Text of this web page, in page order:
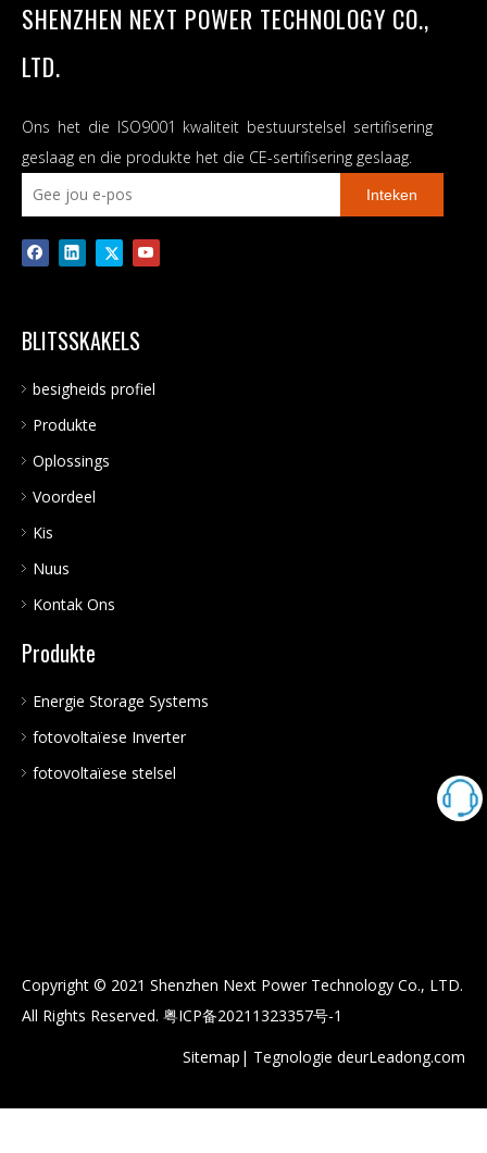
140A MPPT sonkraglaaier
omkeer sonkrag mppt DC
sonkraginverter
SHENZHEN NEXT POWER TECHNOLOGY CO.,
LTD.
Ons het die ISO9001 kwaliteit bestuurstelsel sertifisering
geslaag en die produkte het die CE-sertifisering geslaag.
Inteken
BLITSSKAKELS
besigheids profiel
Produkte
Oplossings
Voordeel
Kis
Nuus
Kontak Ons
Produkte
Energie Storage Systems
fotovoltaïese Inverter
fotovoltaïese stelsel
Copyright © 2021 Shenzhen Next Power Technology Co., LTD.
All Rights Reserved. 粤ICP备20211323357号-1
Sitemap | Tegnologie deurLeadong.com